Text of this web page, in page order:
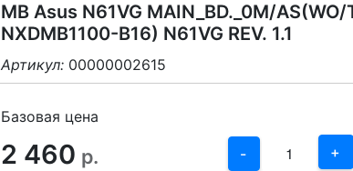
MB Asus N61VG MAIN_BD._0M/
NXDMB1100-B16) N61VG REV. 1.1
Артикул: 00000002615
Базовая цена
2 460 р. -
3
1
+